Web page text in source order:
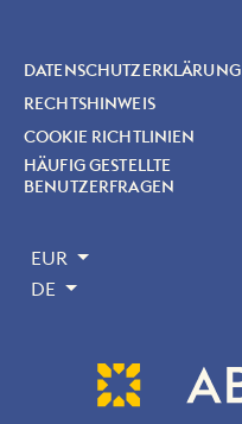
DATENSCHUTZERKLÄRUNG
RECHTSHINWEIS
COOKIE RICHTLINIEN
HÄUFIG GESTELLTE
BENUTZERFRAGEN
EUR
DE